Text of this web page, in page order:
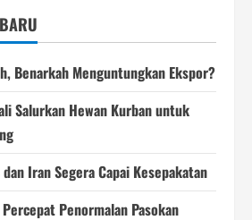
Benarkah Menguntungkan Ekspor?
Salurkan Hewan Kurban untuk
Iran Segera Capai Kesepakatan
Penormalan Pasokan